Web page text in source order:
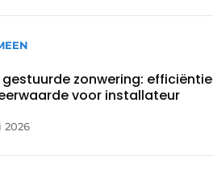
gestuurde zonwering: efficiëntie
voor installateur
2026